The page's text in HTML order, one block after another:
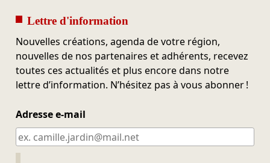
Lettre d'information
Nouvelles créations, agenda de votre région,
nouvelles de nos partenaires et adhérents, recevez
toutes ces actualités et plus encore dans notre
lettre d’information. N’hésitez pas à vous abonner !
Adresse e-mail